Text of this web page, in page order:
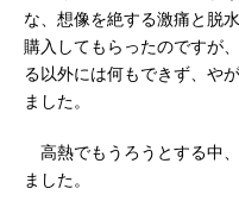
な、想像を絶する激痛と脱
購入してもらったのですが
る以外には何もできず、や
ました。
高熱でもうろうとする中
ました。